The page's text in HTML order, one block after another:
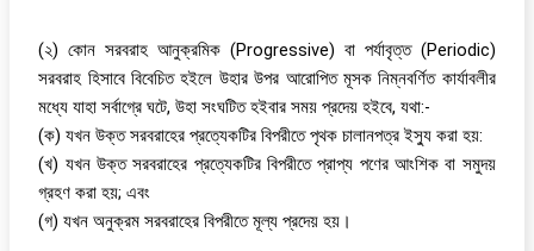
(২) কোন সরবরাহ আনুক্রমিক (Progressive) বা পর্যাবৃত্ত (Periodic)
সরবরাহ হিসাবে বিবেচিত হইলে উহার উপর আরোপিত মূসক নিম্নবর্ণিত কার্যাবলীর
মধ্যে যাহা সর্বাগ্রে ঘটে, উহা সংঘটিত হইবার সময় প্রদেয় হইবে, যথা:-
(ক) যখন উক্ত সরবরাহের প্রত্যেকটির বিপরীতে পৃথক চালানপত্র ইস্যু করা হয়:
(খ) যখন উক্ত সরবরাহের প্রত্যেকটির বিপরীতে প্রাপ্য পণের আংশিক বা সমুদয়
গ্রহণ করা হয়; এবং
(গ) যখন অনুক্রম সরবরাহের বিপরীতে মূল্য প্রদেয় হয়।